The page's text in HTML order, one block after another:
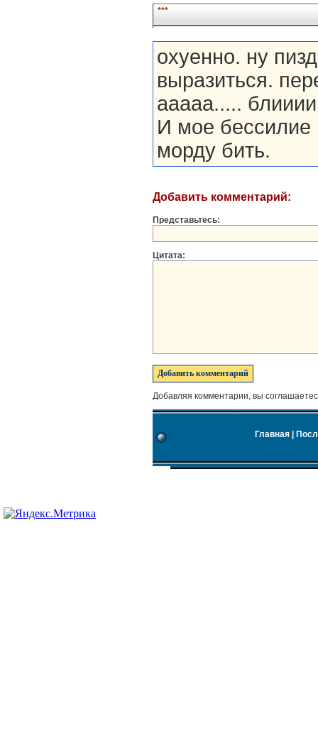
***
охуенно. ну
выразиться.
ааааа.....
И мое бессилие
морду бить.
Добавить комментарий:
Представьтесь:
Цитата:
Добавляя комментарии, вы
Главная|